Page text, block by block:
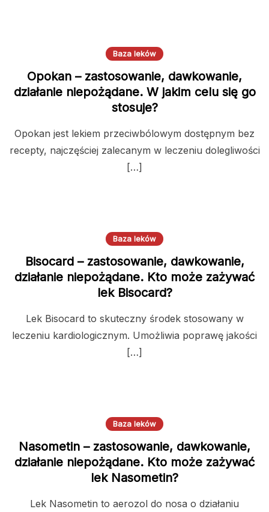
Baza leków
Opokan – zastosowanie, dawkowanie,
działanie niepożądane. W jakim celu się go
stosuje?
Opokan jest lekiem przeciwbólowym dostępnym bez
recepty, najczęściej zalecanym w leczeniu dolegliwości
[…]
Baza leków
Bisocard – zastosowanie, dawkowanie,
działanie niepożądane. Kto może zażywać
lek Bisocard?
Lek Bisocard to skuteczny środek stosowany w
leczeniu kardiologicznym. Umożliwia poprawę jakości
[…]
Baza leków
Nasometin – zastosowanie, dawkowanie,
działanie niepożądane. Kto może zażywać
lek Nasometin?
Lek Nasometin to aerozol do nosa o działaniu